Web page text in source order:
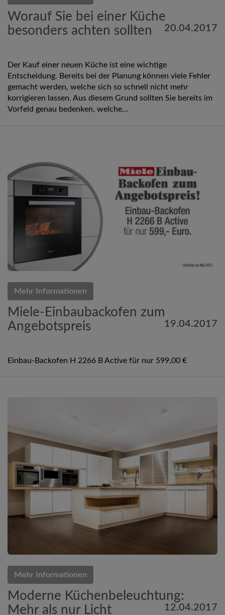
Worauf Sie bei einer Küche
besonders achten sollten
20.04.2017
Der Kauf einer neuen Küche ist eine wichtige
Entscheidung. Bereits bei der Planung können viele Fehler
gemacht werden, welche sich so schnell nicht mehr
korrigieren lassen. Aus diesem Grund sollten Sie bereits im
Vorfeld genau bedenken, welche...
Mehr Informationen
Miele-Einbaubackofen zum
Angebotspreis
19.04.2017
Einbau-Backofen H 2266 B Active für nur 599,00 €
Mehr Informationen
Moderne Küchenbeleuchtung:
Mehr als nur Licht
12.04.2017